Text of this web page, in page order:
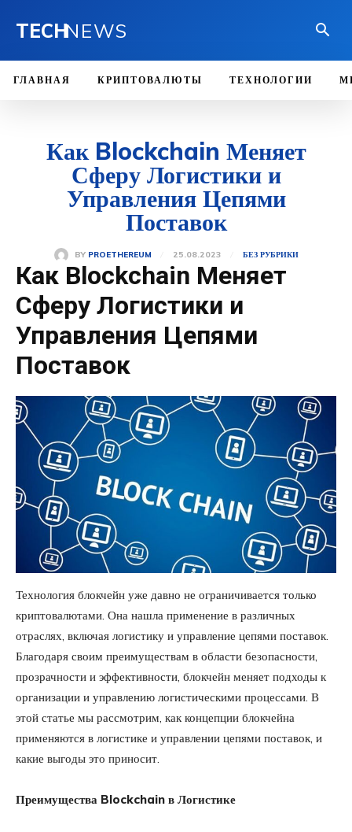
TECHNEWS
ГЛАВНАЯ КРИПТОВАЛЮТЫ ТЕХНОЛОГИИ
Как Blockchain Меняет
Сферу Логистики и
Управления Цепями
Поставок
BY PROETHEREUM 25.08.2023 БЕЗ РУБРИКИ
Как Blockchain Меняет
Сферу Логистики и
Управления Цепями
Поставок
Технология блокчейн уже давно не ограничивается только
криптовалютами. Она нашла применение в различных
отраслях, включая логистику и управление цепями поставок.
Благодаря своим преимуществам в области безопасности,
прозрачности и эффективности, блокчейн меняет подходы к
организации и управлению логистическими процессами. В
этой статье мы рассмотрим, как концепции блокчейна
применяются в логистике и управлении цепями поставок, и
какие выгоды это приносит.
Преимущества Blockchain в Логистике